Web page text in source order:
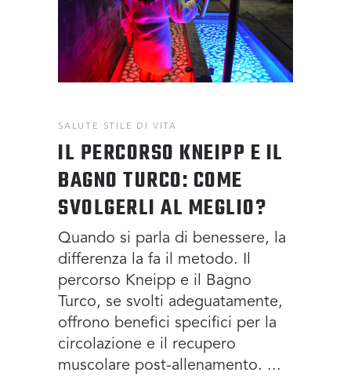
SALUTE STILE DI VITA
IL PERCORSO KNEIPP E IL
BAGNO TURCO: COME
SVOLGERLI AL MEGLIO?
Quando si parla di benessere, la
differenza la fa il metodo. Il
percorso Kneipp e il Bagno
Turco, se svolti adeguatamente,
offrono benefici specifici per la
circolazione e il recupero
muscolare post-allenamento.